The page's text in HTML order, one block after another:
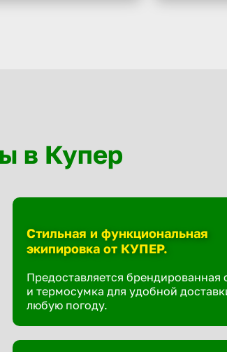
в Купер
Стильная и функциональная
экипировка от КУПЕР.
Предоставляется брендированная
и термосумка для удобной
любую погоду.